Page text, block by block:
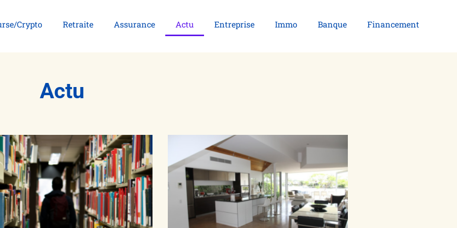
Crypto Retraite Assurance Actu Entreprise Immo Banque Financement
Actu